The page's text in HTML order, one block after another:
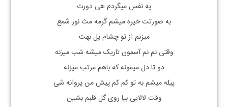
یه نفس میگردم هی دورت
به صورتت خیره میشم گرمه مث نور شمع
میزنم از تو چشام پل بهت
وقتی نم نم آسمون تاریک میشه شب میزنه
دو تا دل میمونه که باهم مرتب میزنه
پیله میشم به تو کم کم پیش من پروانه شی
وقت لالایی بیا روی گل قلبم بشین